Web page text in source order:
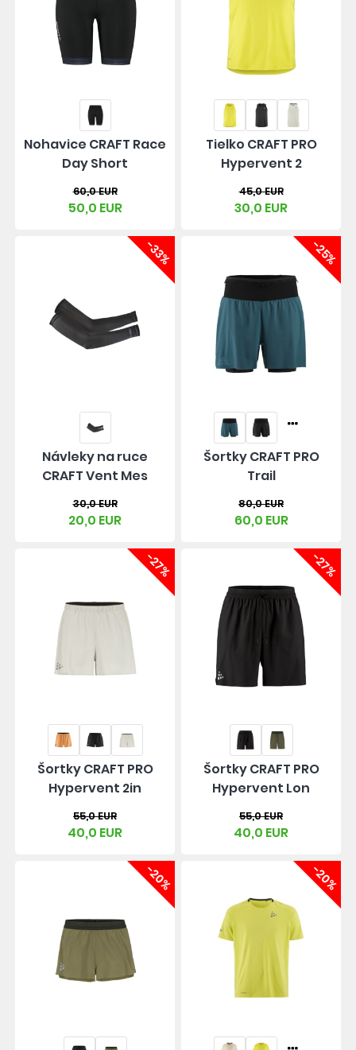
Nohavice CRAFT Race
Day Short
60,0 EUR
50,0 EUR
Tielko CRAFT PRO
Hypervent 2
45,0 EUR
30,0 EUR
-33%
Návleky na ruce
CRAFT Vent Mes
30,0 EUR
20,0 EUR
-25%
Šortky CRAFT PRO
Trail
80,0 EUR
60,0 EUR
-27%
Šortky CRAFT PRO
Hypervent 2in
55,0 EUR
40,0 EUR
-27%
Šortky CRAFT PRO
Hypervent Lon
55,0 EUR
40,0 EUR
-20% -20%